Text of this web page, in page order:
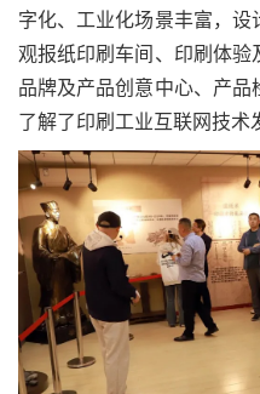
字化、工业化场景丰富，
观报纸印刷车间、印刷体验
品牌及产品创意中心、产
了解了印刷工业互联网技术